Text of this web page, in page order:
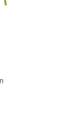
wniesienia
prawo do
W tym celu
Interactive pod